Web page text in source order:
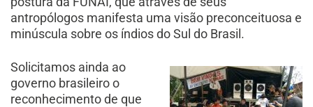
antropólogos manifesta uma visão preconceituosa e
minúscula sobre os índios do Sul do Brasil.
Solicitamos ainda ao
governo brasileiro o
reconhecimento de que